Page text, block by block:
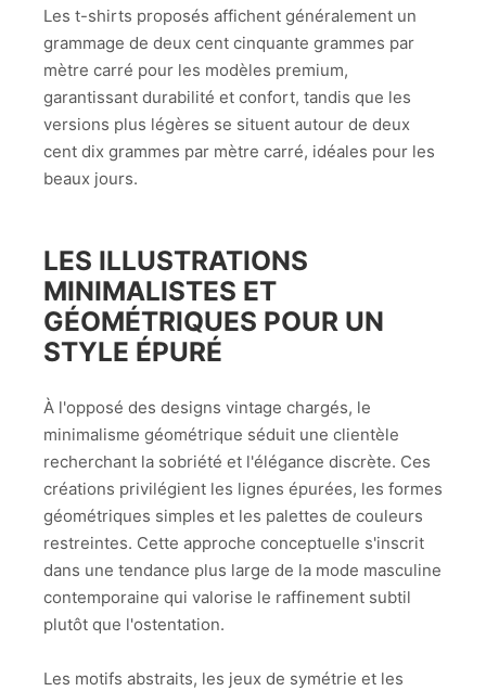
Les t-shirts proposés affichent généralement un
grammage de deux cent cinquante grammes par
mètre carré pour les modèles premium,
garantissant durabilité et confort, tandis que les
versions plus légères se situent autour de deux
cent dix grammes par mètre carré, idéales pour les
beaux jours.
LES ILLUSTRATIONS
MINIMALISTES ET
GÉOMÉTRIQUES POUR UN
STYLE ÉPURÉ
À l'opposé des designs vintage chargés, le
minimalisme géométrique séduit une clientèle
recherchant la sobriété et l'élégance discrète. Ces
créations privilégient les lignes épurées, les formes
géométriques simples et les palettes de couleurs
restreintes. Cette approche conceptuelle s'inscrit
dans une tendance plus large de la mode masculine
contemporaine qui valorise le raffinement subtil
plutôt que l'ostentation.
Les motifs abstraits, les jeux de symétrie et les